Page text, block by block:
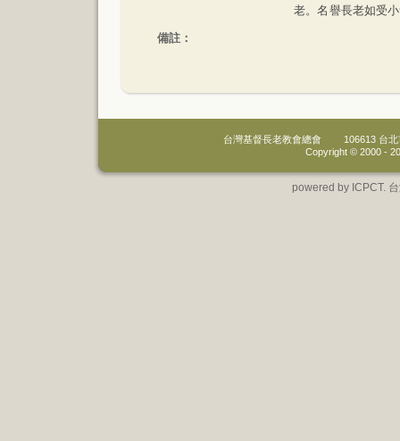
老。名譽長老如受
備註：
台灣基督長老教會總會
106613 台
Copyright © 2000 -
powered by ICPCT.